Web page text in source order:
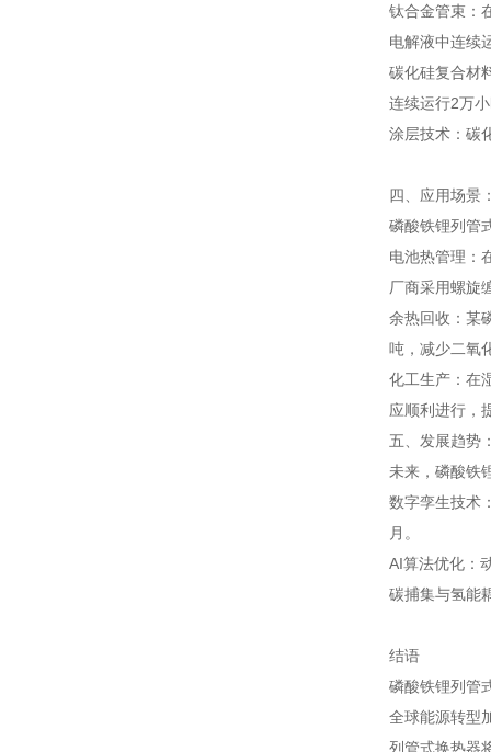
钛合金管束：
电解液中连续
碳化硅复合材
连续运行2万
涂层技术：碳
四、应用场景
磷酸铁锂列管
电池热管理：
厂商采用螺旋
余热回收：某
吨，减少二氧
化工生产：在
应顺利进行，
五、发展趋势
未来，磷酸铁
数字孪生技术
月。
AI算法优化：
碳捕集与氢能
结语
磷酸铁锂列管
全球能源转型
列管式换热器